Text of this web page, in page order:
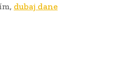
dubaj dane